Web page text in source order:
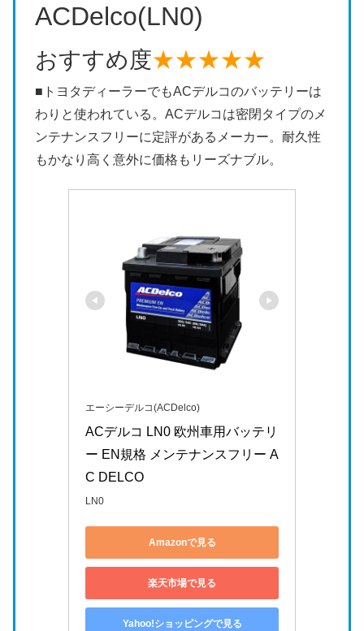
ACDelco(LN0)
おすすめ度★★★★★
■トヨタディーラーでもACデルコのバッテリーは
わりと使われている。ACデルコは密閉タイプのメ
ンテナンスフリーに定評があるメーカー。耐久性
もかなり高く意外に価格もリーズナブル。
エーシーデルコ(ACDelco)
ACデルコ LN0 欧州車用バッテリ
ー EN規格 メンテナンスフリー A
C DELCO
LN0
Amazonで見る
楽天市場で見る
Yahoo!ショッピングで見る